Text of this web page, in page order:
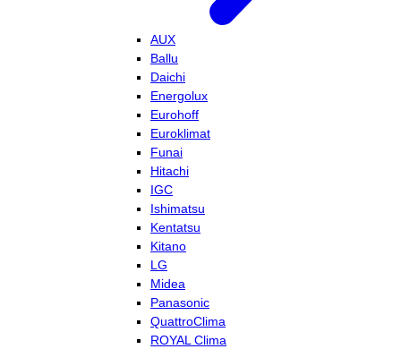
AUX
Ballu
Daichi
Energolux
Eurohoff
Euroklimat
Funai
Hitachi
IGC
Ishimatsu
Kentatsu
Kitano
LG
Midea
Panasonic
QuattroClima
ROYAL Clima